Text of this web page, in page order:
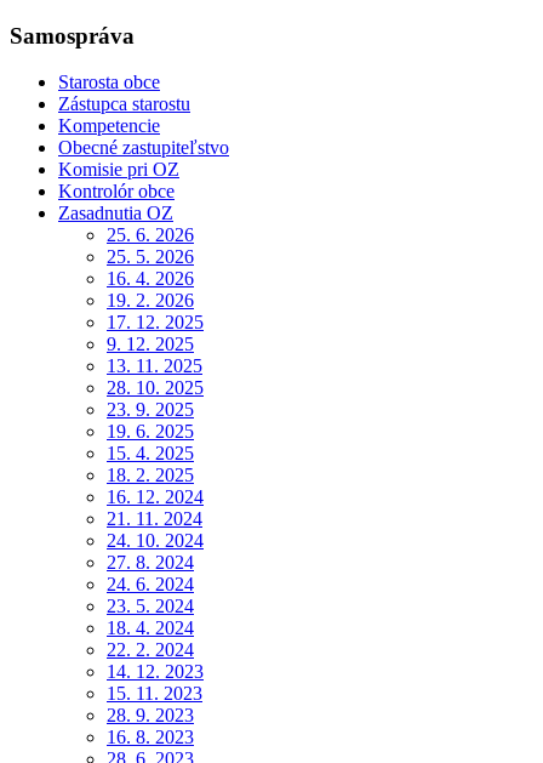
Samospráva
Starosta obce
Zástupca starostu
Kompetencie
Obecné zastupiteľstvo
Komisie pri OZ
Kontrolór obce
Zasadnutia OZ
25. 6. 2026
25. 5. 2026
16. 4. 2026
19. 2. 2026
17. 12. 2025
9. 12. 2025
13. 11. 2025
28. 10. 2025
23. 9. 2025
19. 6. 2025
15. 4. 2025
18. 2. 2025
16. 12. 2024
21. 11. 2024
24. 10. 2024
27. 8. 2024
24. 6. 2024
23. 5. 2024
18. 4. 2024
22. 2. 2024
14. 12. 2023
15. 11. 2023
28. 9. 2023
16. 8. 2023